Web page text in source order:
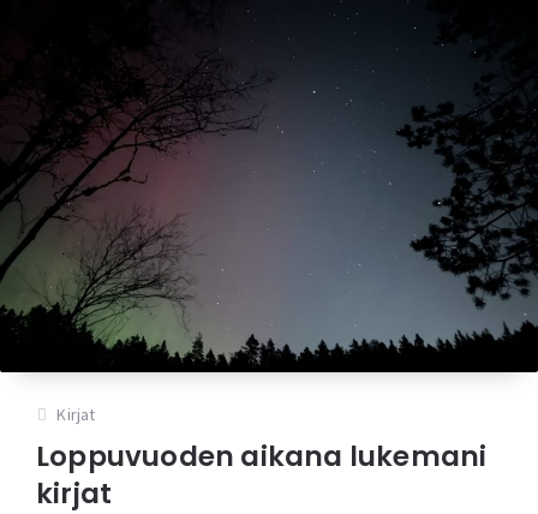
Kirjat
Loppuvuoden aikana lukemani
kirjat